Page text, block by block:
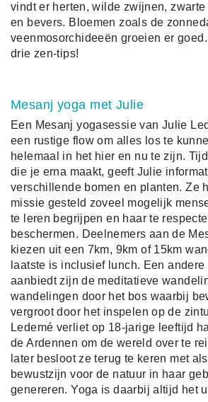
vindt er herten, wilde zwijnen,
en bevers. Bloemen zoals de
veenmosorchideeën groeien er
drie zen-tips!
Mesanj yoga met Julie
Een Mesanj yogasessie van Julie
een rustige flow om alles los te
helemaal in het hier en nu te zijn.
die je erna maakt, geeft Julie
verschillende bomen en planten. Ze
missie gesteld zoveel mogelijk
te leren begrijpen en haar te
beschermen. Deelnemers aan de
kiezen uit een 7km, 9km of 15km
laatste is inclusief lunch. Een
aanbiedt zijn de meditatieve
wandelingen door het bos waarbij
vergroot door het inspelen op de
Ledemé verliet op 18-jarige leeftijd
de Ardennen om de wereld over te
later besloot ze terug te keren met
bewustzijn voor de natuur in haar
genereren. Yoga is daarbij altijd het